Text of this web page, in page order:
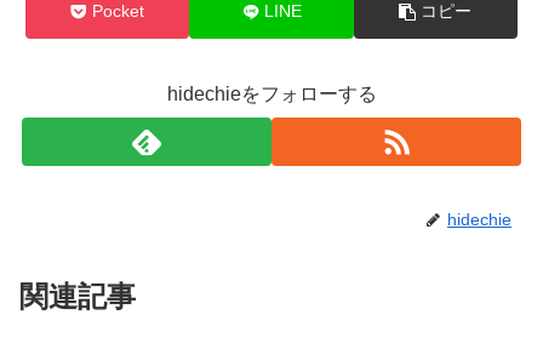
Pocket LINE コピー
hidechieをフォローする
hidechie
関連記事